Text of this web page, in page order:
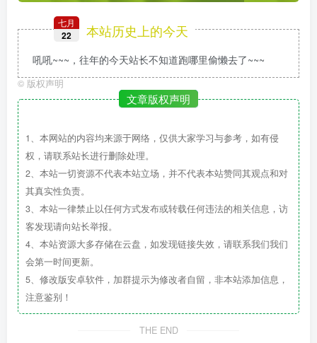
七月
22 本站历史上的今天
吼吼~~~，往年的今天站长不知道跑哪里偷懒去了~~~
© 版权声明
文章版权声明
1、本网站的内容均来源于网络，仅供大家学习与参考，如有侵
权，请联系站长进行删除处理。
2、本站一切资源不代表本站立场，并不代表本站赞同其观点和对
其真实性负责。
3、本站一律禁止以任何方式发布或转载任何违法的相关信息，访
客发现请向站长举报。
4、本站资源大多存储在云盘，如发现链接失效，请联系我们我们
会第一时间更新。
5、修改版安卓软件，加群提示为修改者自留，非本站添加信息，
注意鉴别！
THE END